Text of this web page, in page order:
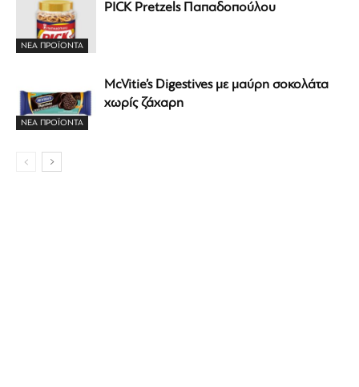
ΝΕΑ ΠΡΟΪΟΝΤΑ
PICK Pretzels Παπαδοπούλου
ΝΕΑ ΠΡΟΪΟΝΤΑ
McVitie’s Digestives με μαύρη σοκολάτα
χωρίς ζάχαρη